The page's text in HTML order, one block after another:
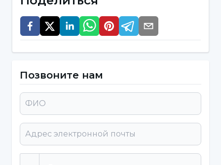
причине, если сердце не отправляет в
организм кровь с избытком кислорода, это
Лечение брадикардии зависит от проблемы
со здоровьем, которая вызвала это
состояние. Например, если есть проблема со
здоровьем, связанная с низким уровнем
Позвоните нам